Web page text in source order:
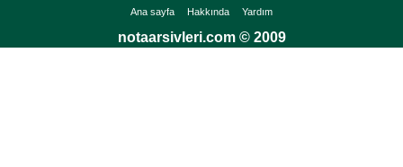
Ana sayfa Hakkında Yardım
notaarsivleri.com © 2009